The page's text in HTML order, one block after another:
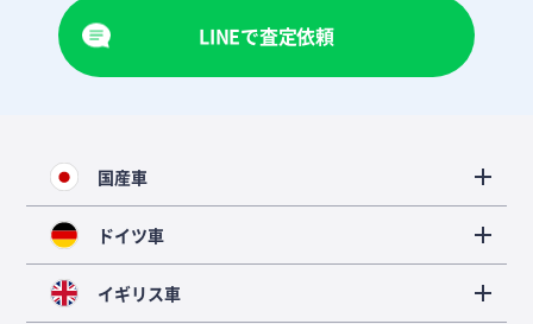
LINEで査定依頼
国産車
ドイツ車
イギリス車